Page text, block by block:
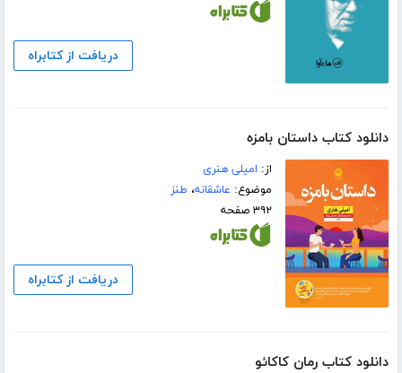
دریافت از کتابراه
دانلود کتاب داستان بامزه
از: امیلی هنری
موضوع: عاشقانه، طنز
۳۹۲ صفحه
دریافت از کتابراه
دانلود کتاب رمان کاکائو